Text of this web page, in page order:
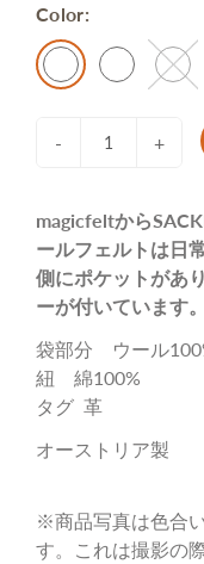
Color:
- +
magicfeltから
ールフェルトは日
側にポケットがあ
ーが付いています。
袋部分 ウール
紐 綿100%
タグ 革
オーストリア製
※商品写真は色合
す。これは撮影の